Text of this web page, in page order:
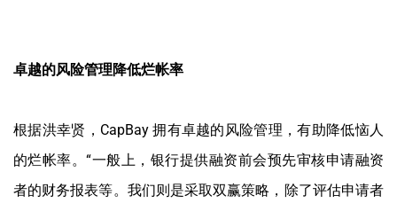
卓越的风险管理降低烂帐率
根据洪幸贤，CapBay 拥有卓越的风险管理，有助降低恼人
的烂帐率。“一般上，银行提供融资前会预先审核申请融资
者的财务报表等。我们则是采取双赢策略，除了评估申请者